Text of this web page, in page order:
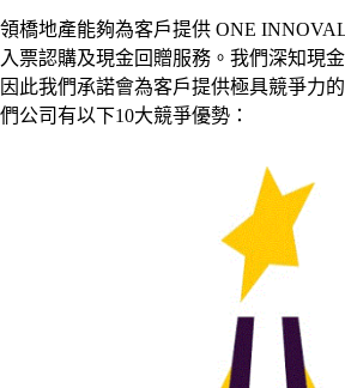
領橋地產能夠為客戶提供 ONE
入票認購及現金回贈服務。我們深知現
因此我們承諾會為客戶提供極具競爭力
們公司有以下10大競爭優勢：